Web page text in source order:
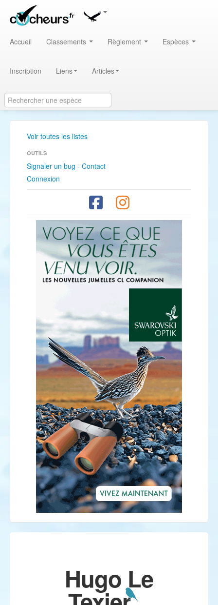
Accueil Classements Règlement Espèces
Inscription Liens Articles
Voir toutes les listes
OUTILS
Signaler un bug - Contact
Connexion
Hugo Le